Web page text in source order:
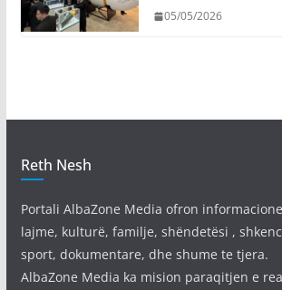
05/05/2026
Reth Nesh
Portali AlbaZone Media ofron
lajme, kulturë, familje, shëndetësi ,
sport, dokumentare, dhe shume te tjera.
AlbaZone Media ka mision paraqitjen e